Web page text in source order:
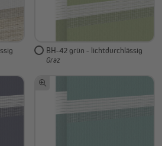
BH-42 grün - lichtdurchlässig
Graz